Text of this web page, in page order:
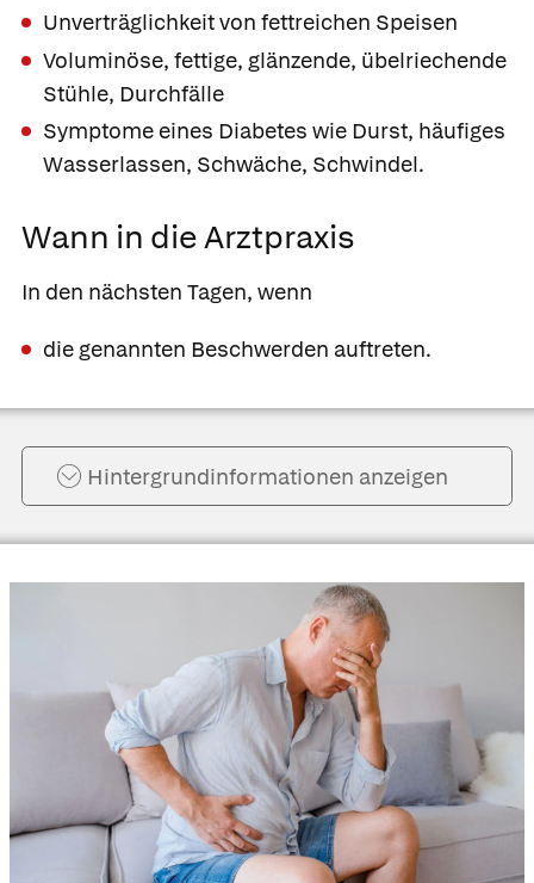
Unverträglichkeit von fettreichen Speisen
Voluminöse, fettige, glänzende, übelriechende
Stühle, Durchfälle
Symptome eines Diabetes wie Durst, häufiges
Wasserlassen, Schwäche, Schwindel.
Wann in die Arztpraxis
In den nächsten Tagen, wenn
die genannten Beschwerden auftreten.
Hintergrund­informationen anzeigen